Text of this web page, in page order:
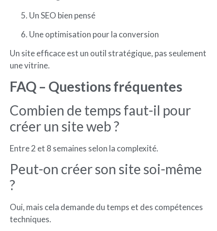
Un SEO bien pensé
Une optimisation pour la conversion
Un site efficace est un outil stratégique, pas seulement
une vitrine.
FAQ – Questions fréquentes
Combien de temps faut-il pour
créer un site web ?
Entre 2 et 8 semaines selon la complexité.
Peut-on créer son site soi-même
?
Oui, mais cela demande du temps et des compétences
techniques.